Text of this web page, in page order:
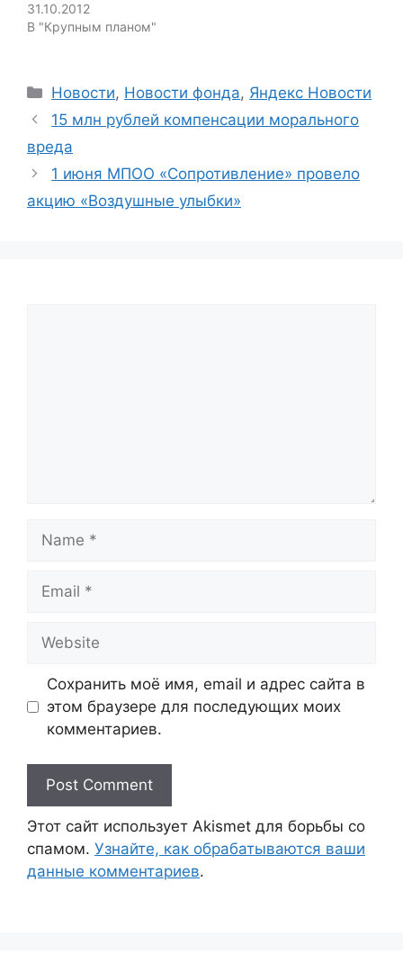
31.10.2012
В "Крупным планом"
Categories
Новости, Новости фонда, Яндекс Новости
15 млн рублей компенсации морального
вреда
1 июня МПОО «Сопротивление» провело
акцию «Воздушные улыбки»
Name
Email
Website
Сохранить моё имя, email и адрес сайта в
этом браузере для последующих моих
комментариев.
Этот сайт использует Akismet для борьбы со
спамом. Узнайте, как обрабатываются ваши
данные комментариев.